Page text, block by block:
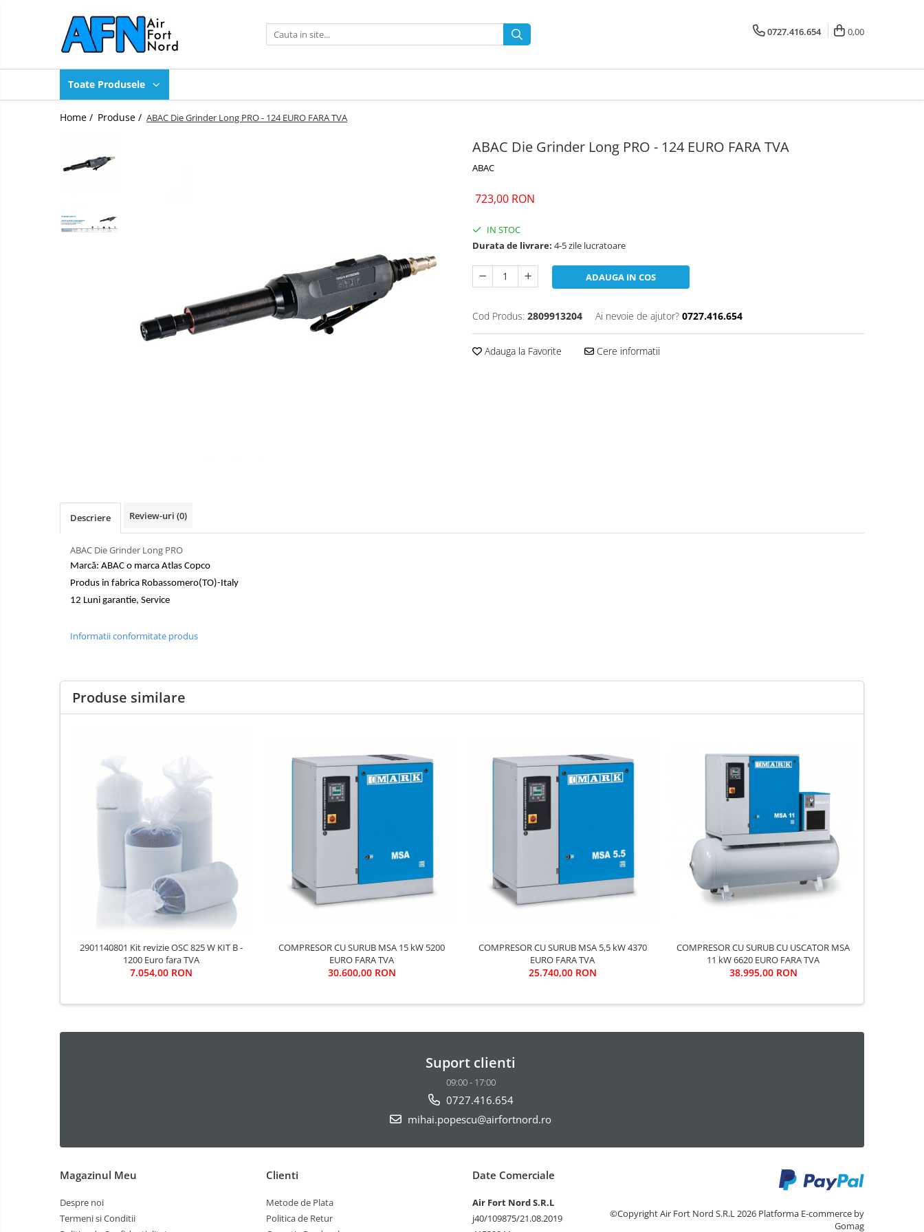
Toate Produsele
Compresoare industriale
Compresoare OilFree Scroll
Purje automate de condens
Piese de schimb compresoare
Ulei compresoare
0727.416.654 0,00
Toate Produsele
Home / Produse / ABAC Die Grinder Long PRO - 124 EURO FARA TVA
ABAC Die Grinder Long PRO - 124 EURO FARA TVA
ABAC
723,00 RON
IN STOC
Durata de livrare: 4-5 zile lucratoare
ADAUGA IN COS
Cod Produs: 2809913204 Ai nevoie de ajutor? 0727.416.654
Adauga la Favorite Cere informatii
Descriere Review-uri (0)
ABAC Die Grinder Long PRO
Marcă: ABAC o marca Atlas Copco
Produs in fabrica Robassomero(TO)-Italy
12 Luni garantie, Service
Informatii conformitate produs
Produse similare
2901140801 Kit revizie OSC 825 W KIT B -
1200 Euro fara TVA
7.054,00 RON
COMPRESOR CU SURUB MSA 15 kW 5200
EURO FARA TVA
30.600,00 RON
COMPRESOR CU SURUB MSA 5,5 kW 4370
EURO FARA TVA
25.740,00 RON
COMPRESOR CU SURUB CU USCATOR MSA
11 kW 6620 EURO FARA TVA
38.995,00 RON
Suport clienti
09:00 - 17:00
0727.416.654
mihai.popescu@airfortnord.ro
Magazinul Meu
Despre noi
Termeni si Conditii
Clienti
Metode de Plata
Politica de Retur
Date Comerciale
Air Fort Nord S.R.L
j40/109875/21.08.2019
©Copyright Air Fort Nord S.R.L 2026 Platforma E-commerce by
Gomag